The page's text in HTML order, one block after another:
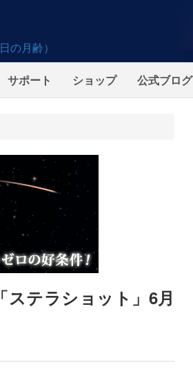
サポート ショップ 公式ブログ
テラショット」6月